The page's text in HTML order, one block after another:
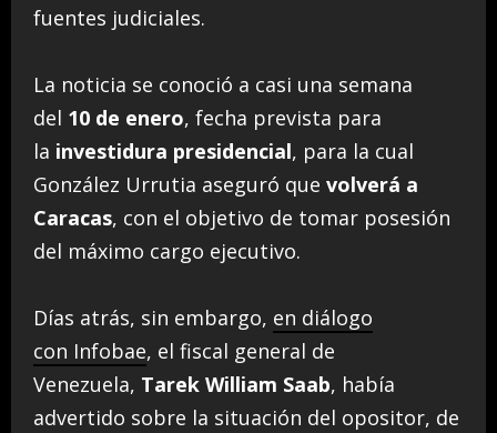
fuentes judiciales.
La noticia se conoció a casi una semana
del 10 de enero, fecha prevista para
la investidura presidencial, para la cual
González Urrutia aseguró que volverá a
Caracas, con el objetivo de tomar posesión
del máximo cargo ejecutivo.
Días atrás, sin embargo, en diálogo
con Infobae, el fiscal general de
Venezuela, Tarek William Saab, había
advertido sobre la situación del opositor, de